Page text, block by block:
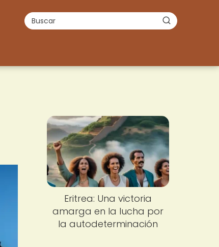
Eritrea: Una victoria
amarga en la lucha por
la autodeterminación